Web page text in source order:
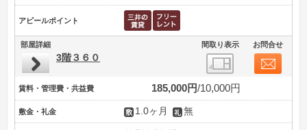
アピールポイント
部屋詳細 間取り表示 お問合せ
3階３６０
賃料・管理費・共益費 185,000円 10,000円
敷金・礼金 1.0ヶ月 無